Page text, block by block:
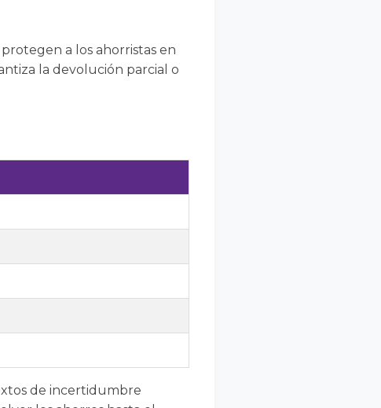
a los ahorristas en
la devolución parcial o
de incertidumbre